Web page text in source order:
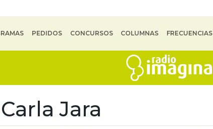
PEDIDOS CONCURSOS COLUMNAS FRECUENCIAS
Carla Jara